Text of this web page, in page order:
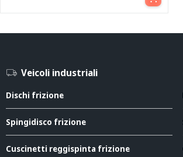
Veicoli industriali
Dischi frizione
Spingidisco frizione
Cuscinetti reggispinta frizione